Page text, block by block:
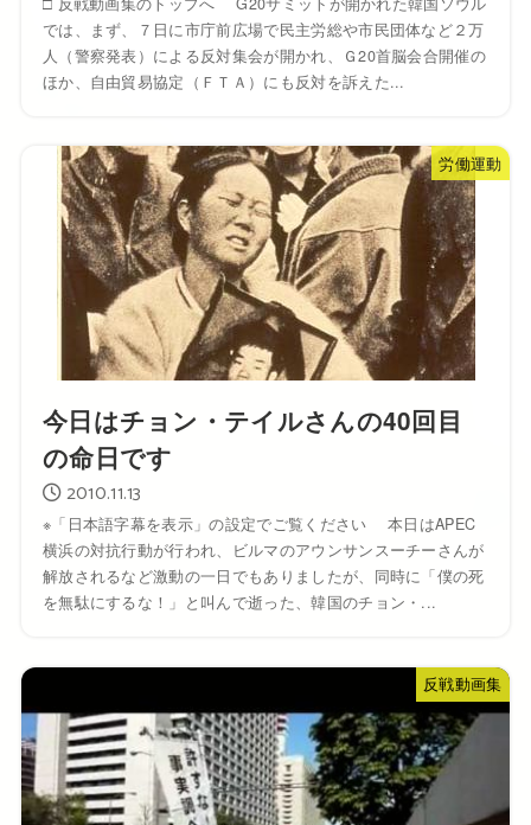
では、まず、７日に市庁前広場で民主労総や市民団体など２万
人（警察発表）による反対集会が開かれ、Ｇ20首脳会合開催の
ほか、自由貿易協定（ＦＴＡ）にも反対を訴えた...
労働運動
今日はチョン・テイルさんの40回目
の命日です
2010.11.13
※「日本語字幕を表示」の設定でご覧ください 本日はAPEC
横浜の対抗行動が行われ、ビルマのアウンサンスーチーさんが
解放されるなど激動の一日でもありましたが、同時に「僕の死
を無駄にするな！」と叫んで逝った、韓国のチョン・...
反戦動画集